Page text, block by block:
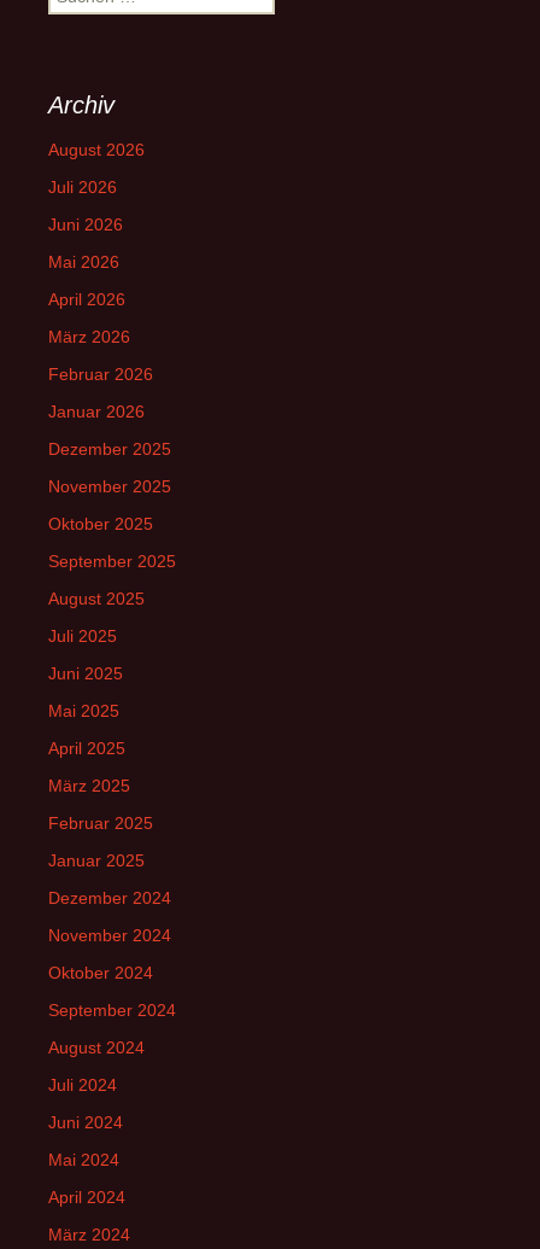
nach:
Archiv
August 2026
Juli 2026
Juni 2026
Mai 2026
April 2026
März 2026
Februar 2026
Januar 2026
Dezember 2025
November 2025
Oktober 2025
September 2025
August 2025
Juli 2025
Juni 2025
Mai 2025
April 2025
März 2025
Februar 2025
Januar 2025
Dezember 2024
November 2024
Oktober 2024
September 2024
August 2024
Juli 2024
Juni 2024
Mai 2024
April 2024
März 2024